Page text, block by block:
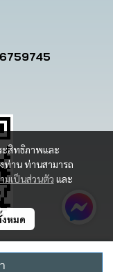
ะสิทธิภาพและ
ท่าน ท่านสามารถ
มเป็นส่วนตัว และ
หมด
by MWE